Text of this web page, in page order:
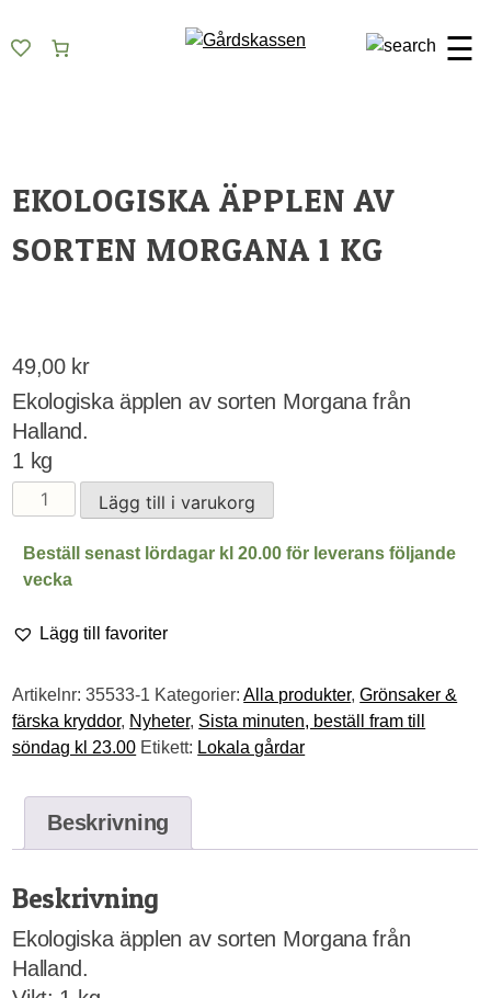
to
☰
EKOLOGISKA ÄPPLEN AV
SORTEN MORGANA 1 KG
49,00 kr
Ekologiska äpplen av sorten Morgana från
Halland.
1 kg
Ekologiska
äpplen
sorten
Morgana
kg
Lägg till i varukorg
Beställ senast lördagar kl 20.00 för leverans följande
vecka
Lägg till favoriter
Artikelnr:35533-1 Kategorier:Alla produkter,Grönsaker &
färska kryddor, Nyheter, Sista minuten, beställ fram till
söndag kl 23.00 Etikett: Lokala gårdar
Beskrivning
Beskrivning
Ekologiska äpplen av sorten Morgana från
Halland.